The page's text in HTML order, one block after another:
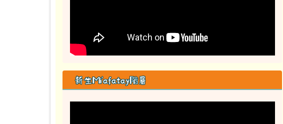
新生Mi'afatay階層